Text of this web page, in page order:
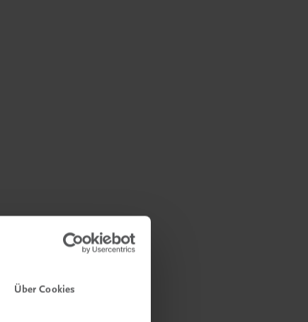
Über Cookies